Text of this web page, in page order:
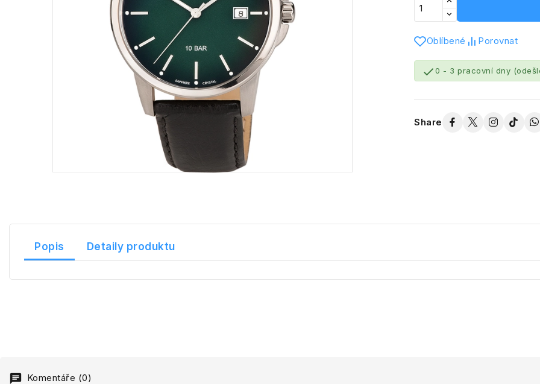
Oblíbené Porovnat
0 - 3 pracovní dny
Share
Popis Detaily produktu
Komentáře (0)